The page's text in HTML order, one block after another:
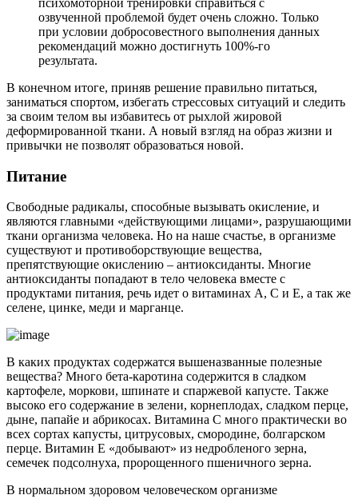
озвученной проблемой будет очень сложно. Только
при условии добросовестного выполнения данных
рекомендаций можно достигнуть 100%-го
результата.
В конечном итоге, приняв решение правильно питаться,
заниматься спортом, избегать стрессовых ситуаций и следить
за своим телом вы избавитесь от рыхлой жировой
деформированной ткани. А новый взгляд на образ жизни и
привычки не позволят образоваться новой.
Питание
Свободные радикалы, способные вызывать окисление, и
являются главными «действующими лицами», разрушающими
ткани организма человека. Но на наше счастье, в организме
существуют и противоборствующие вещества,
препятствующие окислению – антиоксиданты. Многие
антиоксиданты попадают в тело человека вместе с
продуктами питания, речь идет о витаминах А, С и Е, а так же
селене, цинке, меди и марганце.
В каких продуктах содержатся вышеназванные полезные
вещества? Много бета-каротина содержится в сладком
картофеле, моркови, шпинате и спаржевой капусте. Также
высоко его содержание в зелени, корнеплодах, сладком перце,
дыне, папайе и абрикосах. Витамина С много практически во
всех сортах капусты, цитрусовых, смородине, болгарском
перце. Витамин Е «добывают» из недробленого зерна,
семечек подсолнуха, пророщенного пшеничного зерна.
В нормальном здоровом человеческом организме